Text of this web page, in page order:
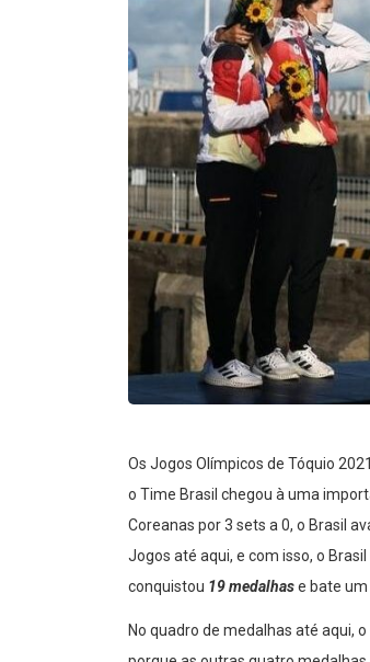
Os Jogos Olímpicos de Tóquio
o Time Brasil chegou à uma
Coreanas por 3 sets a 0, o Brasil
Jogos até aqui, e com isso, o
conquistou 19 medalhase bate um
No quadro de medalhas até aqui,